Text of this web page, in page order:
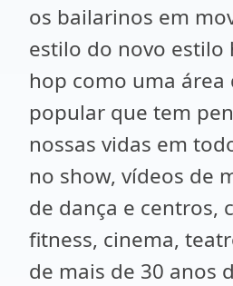
os bailarinos em
estilo do novo estilo
hop como uma área
popular que tem
nossas vidas em
no show, vídeos de
de dança e centros,
fitness, cinema,
de mais de 30 anos